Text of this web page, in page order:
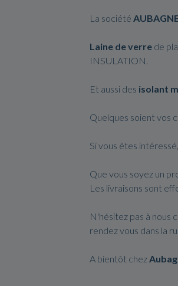
La société
Laine de verre de
INSULATION.
Et aussi des isolant
Quelques soient vos
Si vous êtes
Que vous soyez un
Les livraisons sont
N'hésitez pas à nous
rendez vous dans la
A bientôt chez